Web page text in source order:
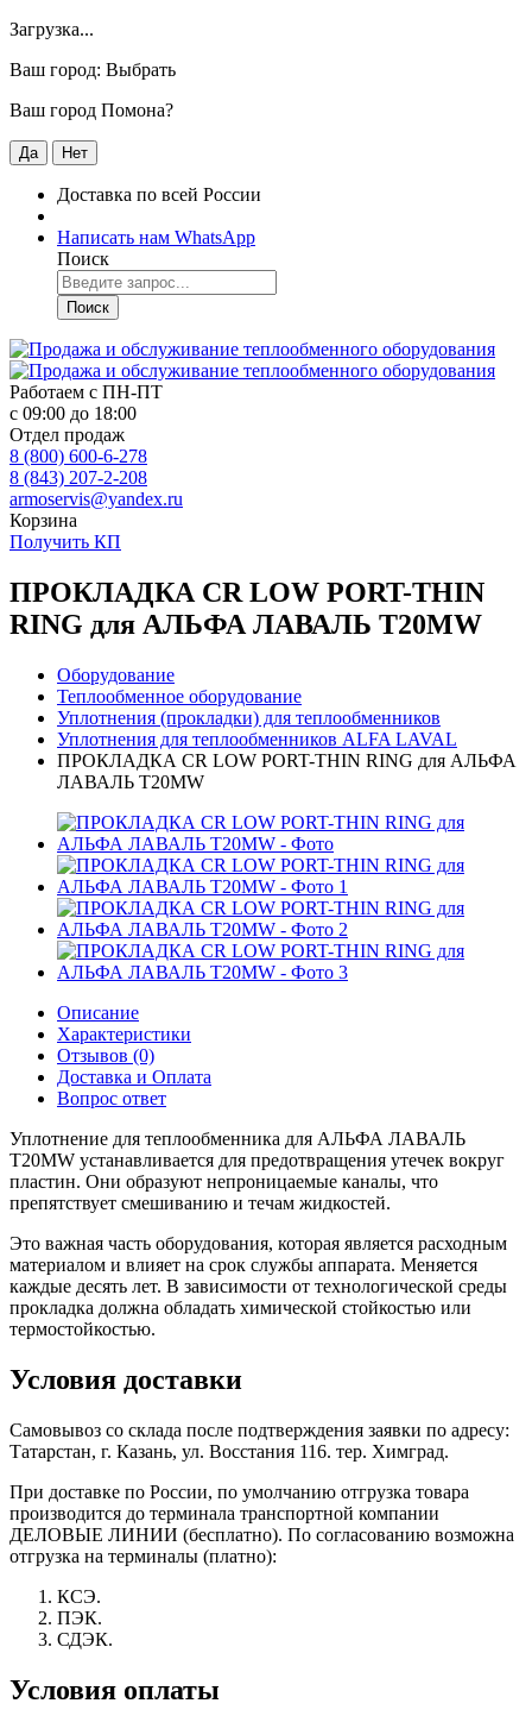
Загрузка...
Ваш город: Выбрать
Ваш город Помона?
Да Нет
Доставка по всей России
Написать нам WhatsApp
Поиск
Поиск
Работаем с ПН-ПТ
с 09:00 до 18:00
Отдел продаж
8 (800) 600-6-278
8 (843) 207-2-208
armoservis@yandex.ru
Корзина
Получить КП
ПРОКЛАДКА CR LOW PORT-THIN
RING для АЛЬФА ЛАВАЛЬ T20MW
Оборудование
Теплообменное оборудование
Уплотнения (прокладки) для теплообменников
Уплотнения для теплообменников ALFA LAVAL
ПРОКЛАДКА CR LOW PORT-THIN RING для АЛЬФА
ЛАВАЛЬ T20MW
Описание
Характеристики
Отзывов (0)
Доставка и Оплата
Вопрос ответ
Уплотнение для теплообменника для АЛЬФА ЛАВАЛЬ
T20MW устанавливается для предотвращения утечек вокруг
пластин. Они образуют непроницаемые каналы, что
препятствует смешиванию и течам жидкостей.
Это важная часть оборудования, которая является расходным
материалом и влияет на срок службы аппарата. Меняется
каждые десять лет. В зависимости от технологической среды
прокладка должна обладать химической стойкостью или
термостойкостью.
Условия доставки
Самовывоз со склада после подтверждения заявки по адресу:
Татарстан, г. Казань, ул. Восстания 116. тер. Химград.
При доставке по России, по умолчанию отгрузка товара
производится до терминала транспортной компании
ДЕЛОВЫЕ ЛИНИИ (бесплатно). По согласованию возможна
отгрузка на терминалы (платно):
КСЭ.
ПЭК.
СДЭК.
Условия оплаты